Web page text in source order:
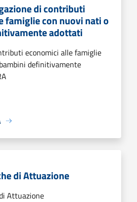
di contributi
famiglie con nuovi nati o
adottati
economici alle famiglie
definitivamente
di Attuazione
Attuazione